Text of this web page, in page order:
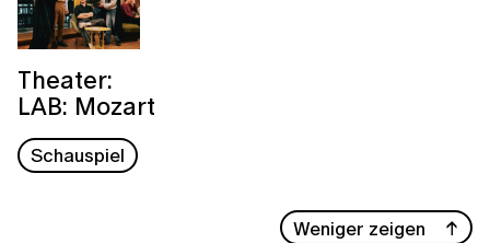
Theater:
LAB: Mozart
Schauspiel
Weniger zeigen